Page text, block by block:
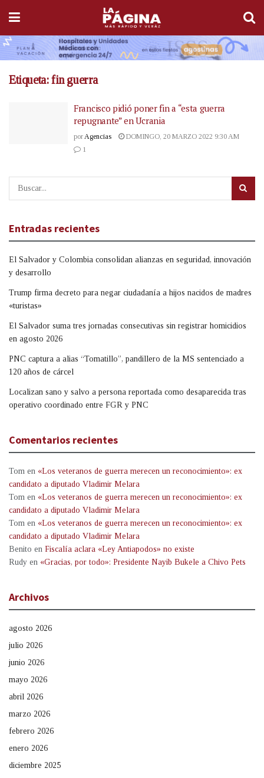
Etiqueta:fin guerra
Francisco pidió poner fin a “esta guerra
repugnante” en Ucrania
por Agencias
DOMINGO, 20 MARZO 2022 9:30 AM
1
Entradas recientes
El Salvador y Colombia consolidan alianzas en seguridad, innovación
y desarrollo
Trump firma decreto para negar ciudadanía a hijos nacidos de madres
«turistas»
El Salvador suma tres jornadas consecutivas sin registrar homicidios
en agosto 2026
PNC captura a alias “Tomatillo”, pandillero de la MS sentenciado a
120 años de cárcel
Localizan sano y salvo a persona reportada como desaparecida tras
operativo coordinado entre FGR y PNC
Comentarios recientes
Tom en «Los veteranos de guerra merecen un reconocimiento»: ex
candidato a diputado Vladimir Melara
Tom en «Los veteranos de guerra merecen un reconocimiento»: ex
candidato a diputado Vladimir Melara
Tom en «Los veteranos de guerra merecen un reconocimiento»: ex
candidato a diputado Vladimir Melara
Benito en Fiscalía aclara «Ley Antiapodos» no existe
Rudy en «Gracias, por todo»: Presidente Nayib Bukele a Chivo Pets
Archivos
agosto 2026
julio 2026
junio 2026
mayo 2026
abril 2026
marzo 2026
febrero 2026
enero 2026
diciembre 2025